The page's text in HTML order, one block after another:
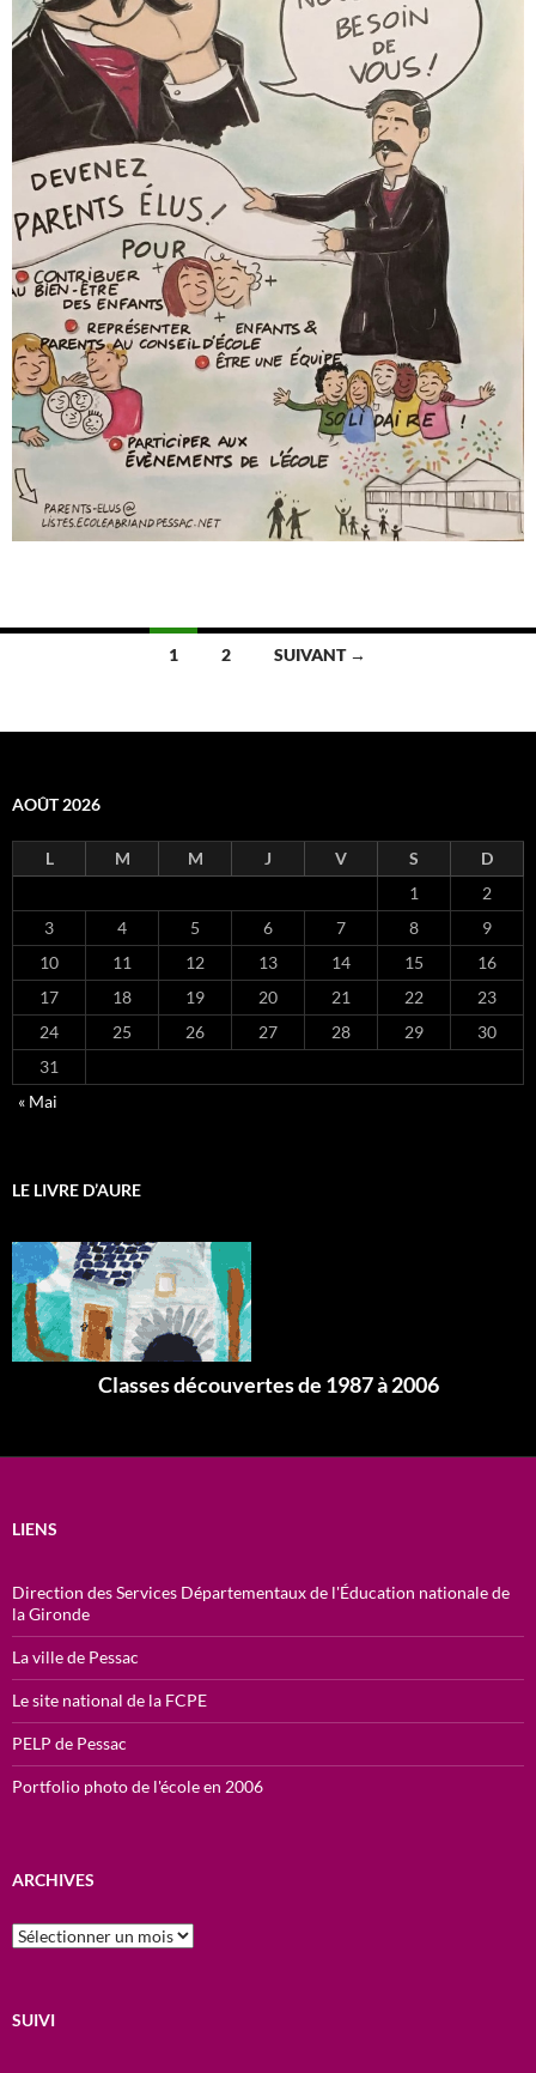
articles
1 2 SUIVANT →
AOÛT 2026
L M M J V S
D
1
2
3
4 5 6 7 8
9
10
11 12 13 14 15
16
17
18 19 20 21 22
23
24
25 26 27 28 29
30
31
« Mai
LE LIVRE D’AURE
Classes découvertes de 1987 à 2006
LIENS
Direction des Services Départementaux de l'Éducation nationale de
la Gironde
La ville de Pessac
Le site national de la FCPE
PELP de Pessac
Portfolio photo de l'école en 2006
ARCHIVES
ARCHIVES
SUIVI